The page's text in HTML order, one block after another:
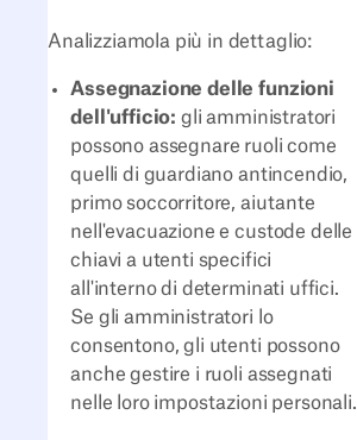
Analizziamola più in dettaglio:
Assegnazione delle funzioni
dell'ufficio: gli amministratori
possono assegnare ruoli come
quelli di guardiano antincendio,
primo soccorritore, aiutante
nell'evacuazione e custode delle
chiavi a utenti specifici
all'interno di determinati uffici.
Se gli amministratori lo
consentono, gli utenti possono
anche gestire i ruoli assegnati
nelle loro impostazioni personali.